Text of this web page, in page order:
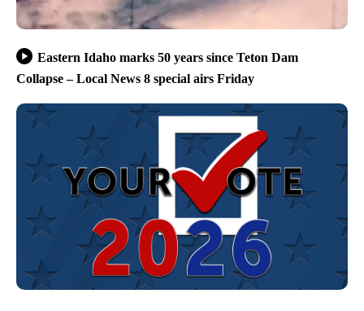
Eastern Idaho marks 50 years since Teton Dam
Collapse – Local News 8 special airs Friday